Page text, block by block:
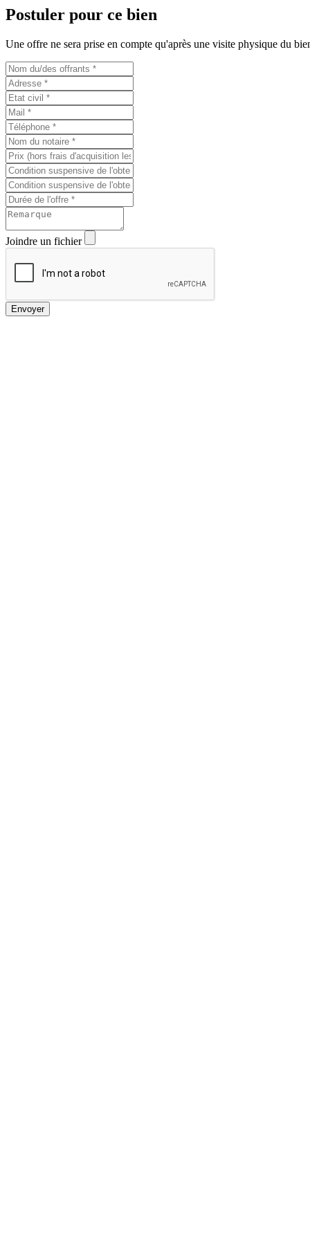
Postuler pour ce bien
Une offre ne sera prise en compte qu'après une visite physique du
Joindre un fichier
Envoyer